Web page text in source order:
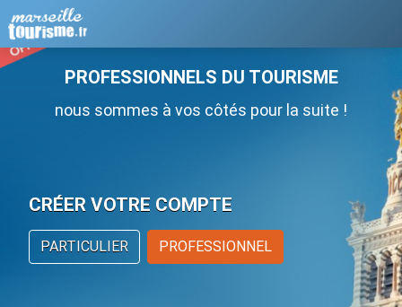
PROFESSIONNELS DU TOURISME
nous sommes à vos côtés pour la suite !
CRÉER VOTRE COMPTE
PARTICULIER PROFESSIONNEL